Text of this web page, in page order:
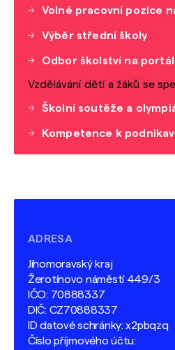
Volné pracovní pozice
Výběr střední školy
Odbor školství na
Vzdělávání dětí a žáků se
Školní soutěže a
Kompetence k
ADRESA
Jihomoravský kraj
Žerotínovo náměstí 449/3
IČO: 70888337
DIČ: CZ70888337
ID datové schránky: x2pbqzq
Číslo příjmového účtu: